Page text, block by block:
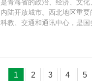
是青海省的政治、经济、文
内陆开放城市。西北地区重
科教、交通和通讯中心，是国
1 2 3 4 5